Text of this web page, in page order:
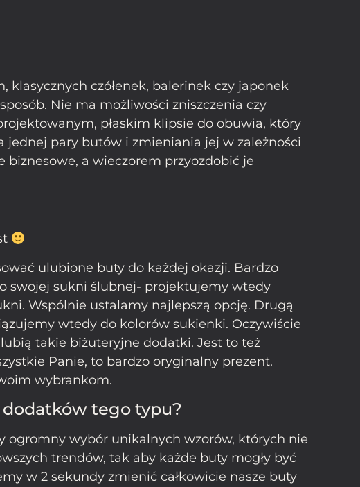
klasycznych czółenek, balerinek czy japonek
Nie ma możliwości zniszczenia czy
płaskim klipsie do obuwia, który
jednej pary butów i zmieniania jej w zależności
biznesowe, a wieczorem przyozdobić je
ulubione buty do każdej okazji. Bardzo
swojej sukni ślubnej- projektujemy wtedy
Wspólnie ustalamy najlepszą opcję. Drugą
wtedy do kolorów sukienki. Oczywiście
takie biżuteryjne dodatki. Jest to też
Panie, to bardzo oryginalny prezent.
wybrankom.
tego typu?
ogromny wybór unikalnych wzorów, których nie
trendów, tak aby każde buty mogły być
w 2 sekundy zmienić całkowicie nasze buty